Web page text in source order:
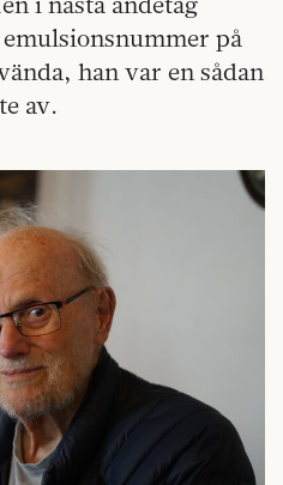
på
han var en sådan
av.